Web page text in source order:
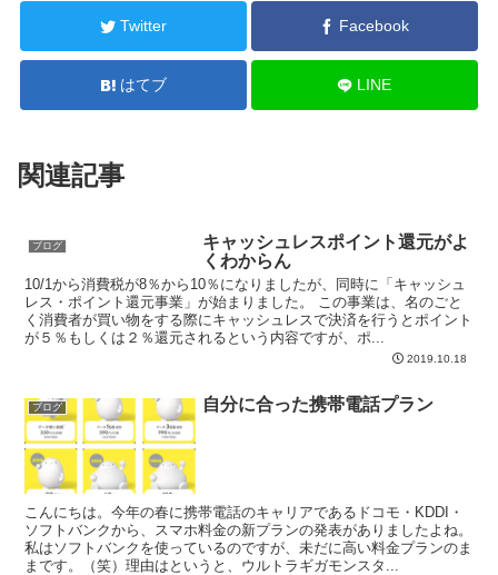
Twitter Facebook
はてブ LINE
関連記事
ブログ
キャッシュレスポイント還元がよ
くわからん
10/1から消費税が8％から10％になりましたが、同時に「キャッシュ
レス・ポイント還元事業」が始まりました。 この事業は、名のごと
く消費者が買い物をする際にキャッシュレスで決済を行うとポイント
が５％もしくは２％還元されるという内容ですが、ポ...
2019.10.18
ブログ 自分に合った携帯電話プラン
こんにちは。今年の春に携帯電話のキャリアであるドコモ・KDDI・
ソフトバンクから、スマホ料金の新プランの発表がありましたよね。
私はソフトバンクを使っているのですが、未だに高い料金プランのま
まです。（笑）理由はというと、ウルトラギガモンスタ...